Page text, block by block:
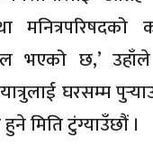
मनित्रपरिषदको
छ,’ उहाँले
घरसम्म
मिति टुंग्याउँछौं ।